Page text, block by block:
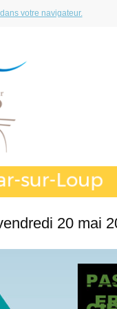
votre navigateur.
20 mai